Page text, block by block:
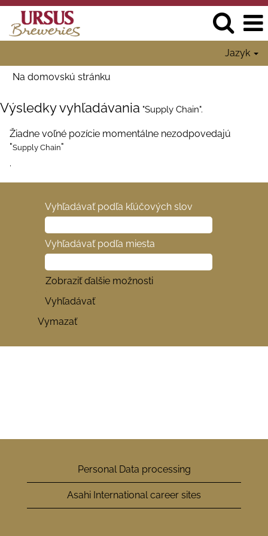
Jazyk
Na domovskú stránku
Výsledky vyhľadávania "Supply Chain".
Žiadne voľné pozície momentálne nezodpovedajú
"Supply Chain"
.
Vyhľadávať podľa kľúčových slov
Vyhľadávať podľa miesta
Zobraziť ďalšie možnosti
Vymazať
Personal Data processing
Asahi International career sites